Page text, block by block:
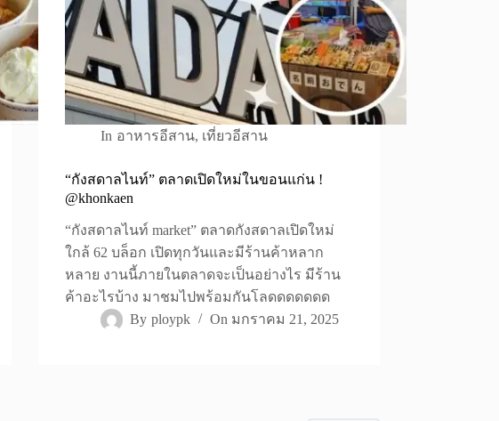
In อาหารอีสาน, เที่ยวอีสาน
“กังสดาลไนท์” ตลาดเปิดใหม่ในขอนแก่น !
@khonkaen
“กังสดาลไนท์ market” ตลาดกังสดาลเปิดใหม่
ใกล้ 62 บล็อก เปิดทุกวันและมีร้านค้าหลาก
หลาย งานนี้ภายในตลาดจะเป็นอย่างไร มีร้าน
ค้าอะไรบ้าง มาชมไปพร้อมกันโลดดดดดดด
By ploypk On มกราคม 21, 2025